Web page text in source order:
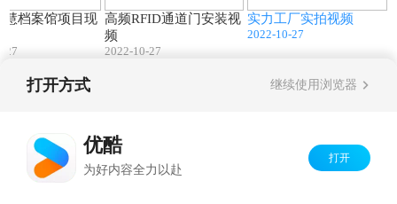
慧档案馆项目现
27
高频RFID通道门安装视
频
2022-10-27
实力工厂实拍视频
2022-10-27
打开方式 继续使用浏览器
优酷
为好内容全力以赴
打开